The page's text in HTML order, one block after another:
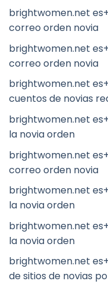
brightwomen.net
correo orden novia
brightwomen.net
correo orden novia
brightwomen.net
cuentos de novias
brightwomen.net
la novia orden
brightwomen.net
correo orden novia
brightwomen.net
la novia orden
brightwomen.net
la novia orden
brightwomen.net
de sitios de novias